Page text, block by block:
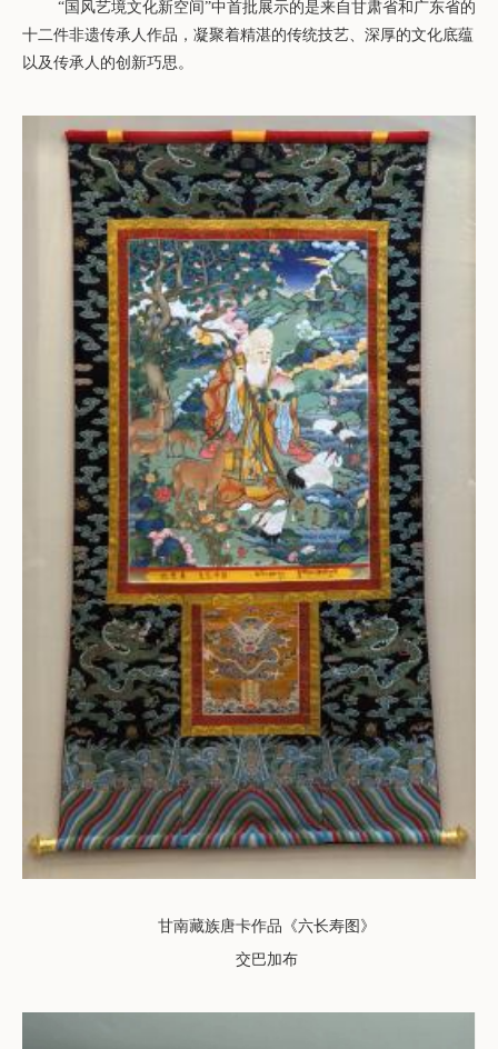
“国风艺境文化新空间”中首批展示的是来自甘肃省和广东省的
十二件非遗传承人作品，凝聚着精湛的传统技艺、深厚的文化底蕴
以及传承人的创新巧思。
甘南藏族唐卡作品《六长寿图》
交巴加布